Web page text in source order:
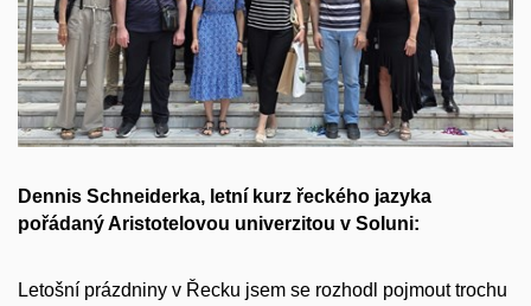
Dennis Schneiderka, letní kurz řeckého jazyka
pořádaný Aristotelovou univerzitou v Soluni:
Letošní prázdniny v Řecku jsem se rozhodl pojmout trochu